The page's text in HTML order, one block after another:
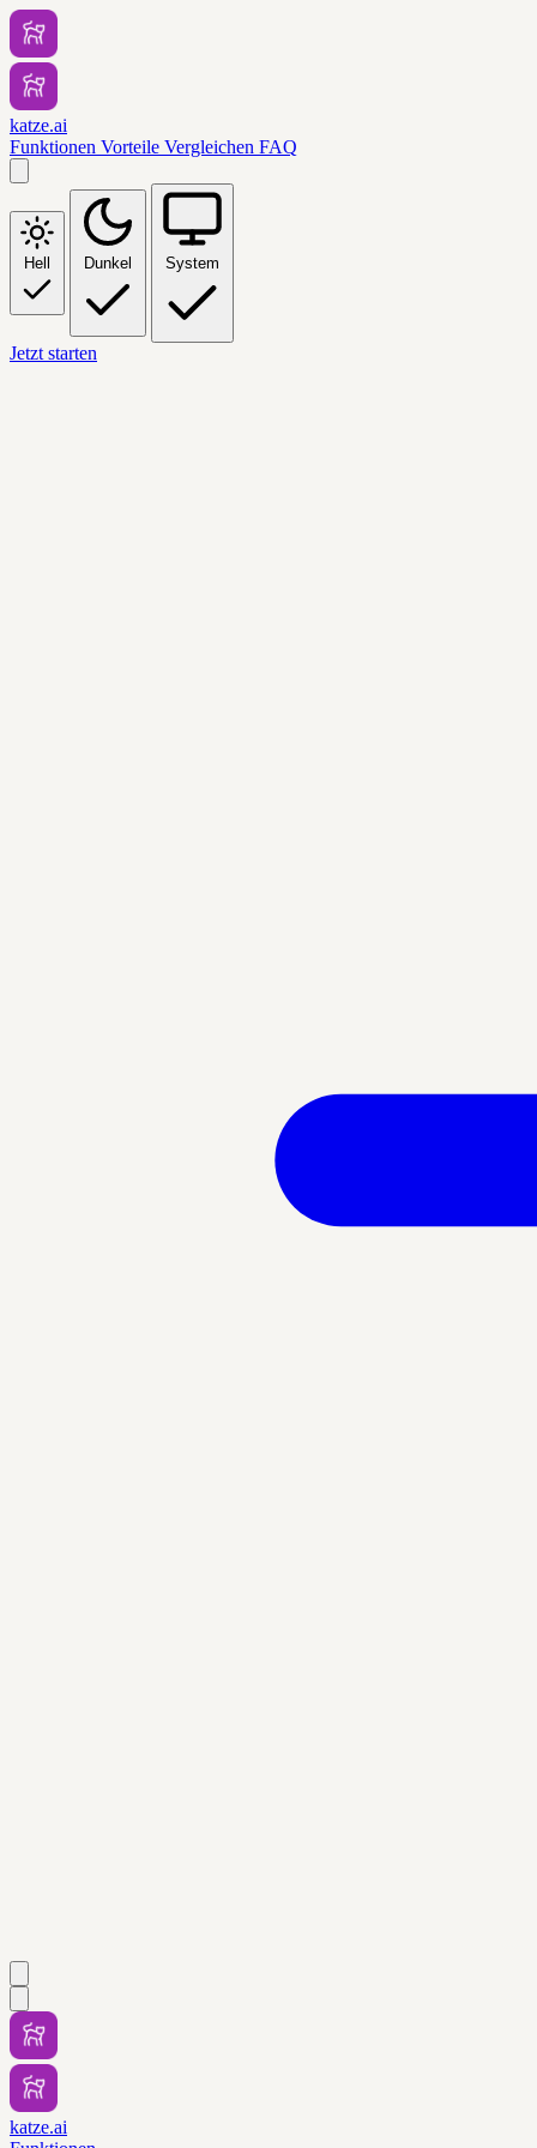
katze.ai
Funktionen Vorteile Vergleichen FAQ
Hell Dunkel System
Jetzt starten
katze.ai